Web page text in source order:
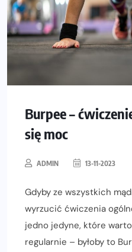
Burpee –
się moc
ADMIN 13-11-2023
Gdyby ze wszystkich
wyrzucić ćwiczenia
jedno jedyne, które
regularnie – byłoby to